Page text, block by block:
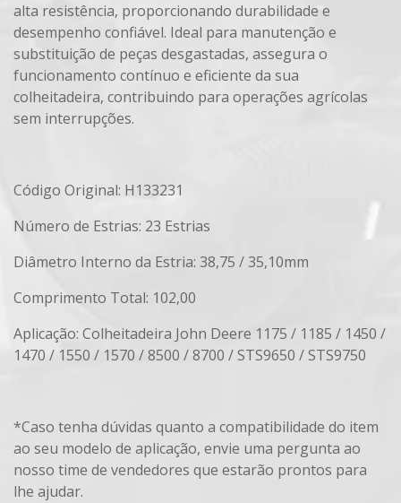
alta resistência, proporcionando durabilidade e
desempenho confiável. Ideal para manutenção e
substituição de peças desgastadas, assegura o
funcionamento contínuo e eficiente da sua
colheitadeira, contribuindo para operações agrícolas
sem interrupções.
Código Original: H133231
Número de Estrias: 23 Estrias
Diâmetro Interno da Estria: 38,75 / 35,10mm
Comprimento Total: 102,00
Aplicação: Colheitadeira John Deere 1175 / 1185 / 1450 /
1470 / 1550 / 1570 / 8500 / 8700 / STS9650 / STS9750
*Caso tenha dúvidas quanto a compatibilidade do item
ao seu modelo de aplicação, envie uma pergunta ao
nosso time de vendedores que estarão prontos para
lhe ajudar.